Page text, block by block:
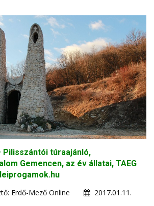
Pilisszántói túraajánló,
Gemencen, az év állatai, TAEG
Erdő-Mező Online
2017.01.11.